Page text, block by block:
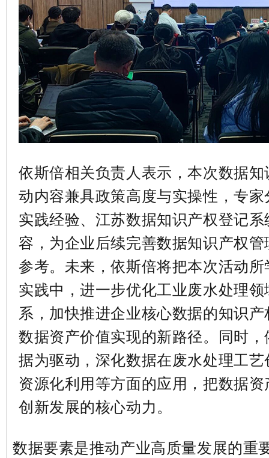
依斯倍相关负责人表示，本次数据
动内容兼具政策高度与实操性，专
实践经验、江苏数据知识产权登记
容，为企业后续完善数据知识产权
参考。未来，依斯倍将把本次活动
实践中，进一步优化工业废水处理
系，加快推进企业核心数据的知识
数据资产价值实现的新路径。同时
据为驱动，深化数据在废水处理工
资源化利用等方面的应用，把数据
创新发展的核心动力。
数据要素是推动产业高质量发展的重